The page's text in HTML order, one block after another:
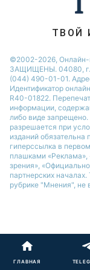
Новости
Новости
Новости
ТВОЙ
©2002-2026, Онлайн-
ЗАЩИЩЕНЫ. 04080, г.
(044) 490-01-01.
Идентификатор
R40-01822.
информации,
либо виде
разрешается при
изданий обязательна
гиперссылка в
плашками «Реклама»,
зрения»,
партнерских
рубрике "Мнения", не
ГЛАВНАЯ